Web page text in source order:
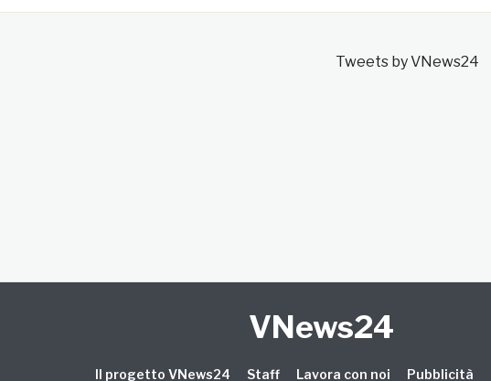
Tweets by VNews24
VNews24
Il progetto VNews24 Staff Lavora con noi Pubblicità